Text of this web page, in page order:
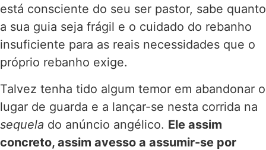
está consciente do seu ser pastor, sabe quanto
a sua guia seja frágil e o cuidado do rebanho
insuficiente para as reais necessidades que o
próprio rebanho exige.
Talvez tenha tido algum temor em abandonar o
lugar de guarda e a lançar-se nesta corrida na
sequela do anúncio angélico. Ele assim
concreto, assim avesso a assumir-se por